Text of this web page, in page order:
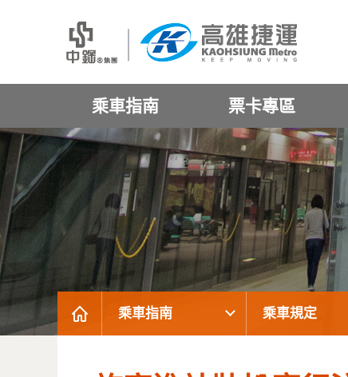
乘車指南 票卡專區
乘車指南 乘車規定